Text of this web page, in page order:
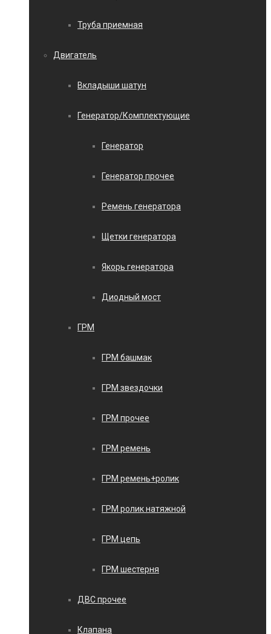
Труба приемная
Двигатель
Вкладыши шатун
Генератор/Комплектующие
Генератор
Генератор прочее
Ремень генератора
Щетки генератора
Якорь генератора
Диодный мост
ГРМ
ГРМ башмак
ГРМ звездочки
ГРМ прочее
ГРМ ремень
ГРМ ремень+ролик
ГРМ ролик натяжной
ГРМ цепь
ГРМ шестерня
ДВС прочее
Клапана